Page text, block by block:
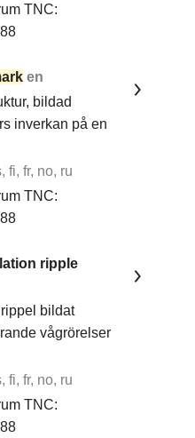
TNC:
en
bildad
inverkan på en
fi, fr, no, ru
TNC:
ripple
bildat
vågrörelser
fi, fr, no, ru
TNC: